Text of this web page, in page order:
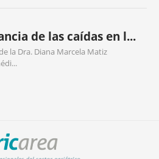
de las caídas en l...
la Dra. Diana Marcela Matiz